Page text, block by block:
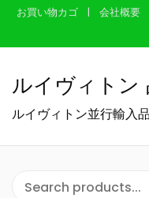
お買い物カゴ 会社概要
ルイヴィトン
ルイヴィトン並行輸入品